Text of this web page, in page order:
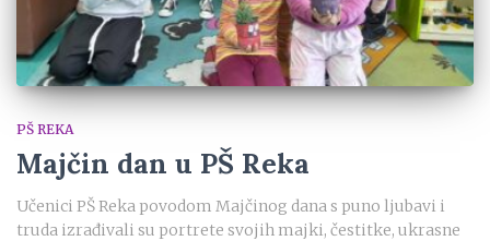
PŠ REKA
Majčin dan u PŠ Reka
Učenici PŠ Reka povodom Majčinog dana s puno ljubavi i
truda izrađivali su portrete svojih majki, čestitke, ukrasne